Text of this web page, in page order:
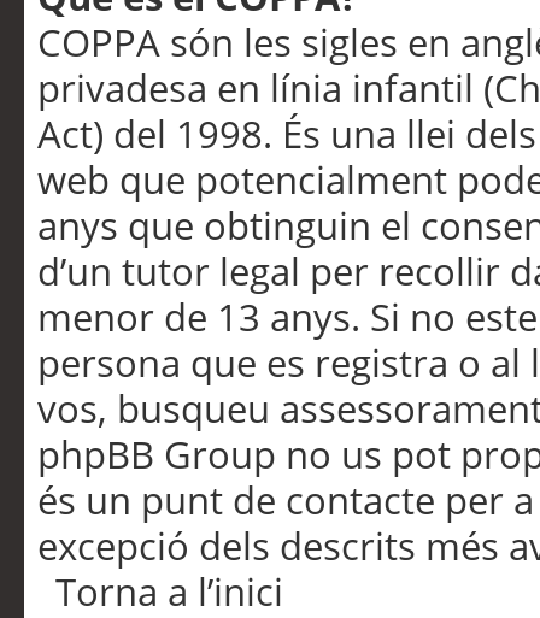
COPPA són les sigles en
privadesa en línia infantil
Act) del 1998. És una llei
web que potencialment
anys que obtinguin el
d’un tutor legal per recollir
menor de 13 anys. Si no
persona que es registra o
vos, busqueu
phpBB Group no us pot
és un punt de contacte per
excepció dels descrits més
Torna a l’inici